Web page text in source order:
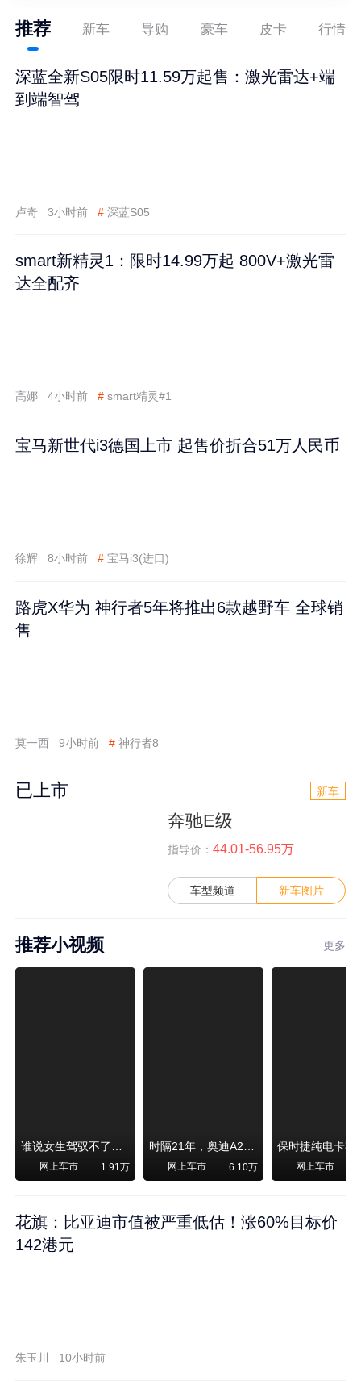
推荐 新车 导购 豪车 皮卡 行情
深蓝全新S05限时11.59万起售：激光雷达+端
到端智驾
卢奇 3小时前 # 深蓝S05
smart新精灵1：限时14.99万起 800V+激光雷
达全配齐
高娜 4小时前 # smart精灵#1
宝马新世代i3德国上市 起售价折合51万人民币
徐辉 8小时前 # 宝马i3(进口)
路虎X华为 神行者5年将推出6款越野车 全球销
售
莫一西 9小时前 # 神行者8
已上市 新车
奔驰E级
指导价： 44.01-56.95万
车型频道 新车图片
推荐小视频 更多
谁说女生驾驭不了大SUV？看我开问界M6驰骋坝上草原！
网上车市 1.91万
时隔21年，奥迪A2强势归来！
网上车市 6.10万 网上车市
花旗：比亚迪市值被严重低估！涨60%目标价
142港元
朱玉川 10小时前